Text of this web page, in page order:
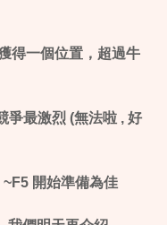
得一個位置，超過牛
爭最激烈 (無法啦 , 好
開始準備為佳